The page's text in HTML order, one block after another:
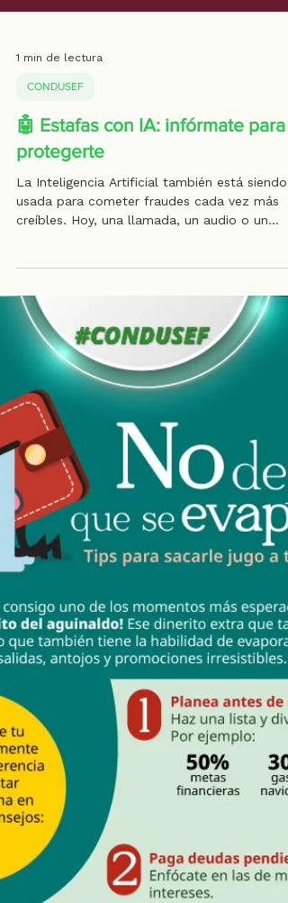
CONDUSEF
🤖 Estafas con IA: infórmate para
protegerte
La Inteligencia Artificial también está siendo
informarte y verificar antes de actuar es clave
para proteger tu dinero y tu información
personal. Desconfiar de mensajes urgentes,
confirmar identidades y cuidar lo que
compartes en línea son hábitos que suman a
tu seguridad. En Treo creemos que la
tranquilidad financiera también implica
seguridad digit